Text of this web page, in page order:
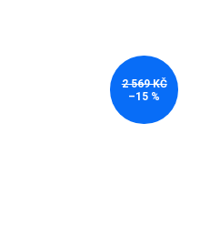
2 569 KČ
–15 %